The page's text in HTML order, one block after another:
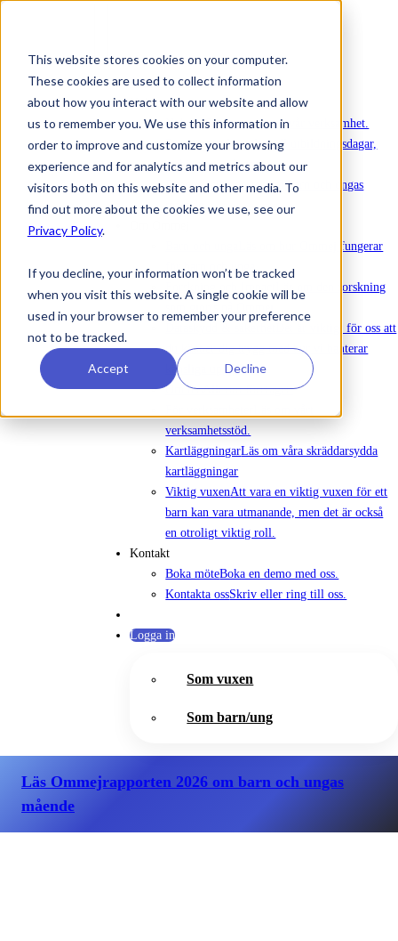
This website stores cookies on your computer.
These cookies are used to collect information
about how you interact with our website and allow
us to remember you. We use this information in
order to improve and customize your browsing
experience and for analytics and metrics about our
visitors both on this website and other media. To
find out more about the cookies we use, see our
Privacy Policy.
If you decline, your information won’t be tracked
when you visit this website. A single cookie will be
used in your browser to remember your preference
not to be tracked.
Accept Decline
Att köpa in Ommej
Nyheter
NyheterSenaste nytt om vår verksamhet.
EvenemangAnmälan till utbildningsdagar,
webinarier och annat.
RapporterRapporter om barn och ungas
mående.
Läs om hur Ommej fungerar
för barn och unga.
Forskning och Impact
Läs om den forskning
Det är viktigt för oss att
du känner dig trygg med hur vi hanterar
känsliga uppgifter.
Om ossAllt om företaget.
verksamhetsstöd.
KartläggningarLäs om våra skräddarsydda
kartläggningar
Viktig vuxenAtt vara en viktig vuxen för ett
barn kan vara utmanande, men det är också
en otroligt viktig roll.
Kontakt
Boka möteBoka en demo med oss.
Kontakta ossSkriv eller ring till oss.
Logga in
Som vuxen
Som barn/ung
Läs Ommejrapporten 2026 om barn och ungas
mående